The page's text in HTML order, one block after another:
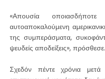
«Απουσία
αυτοαποκαλούμενη
της συμπεράσματα,
ψευδείς αποδείξεις», πρόσθεσε.
Σχεδόν πέντε χρόνια